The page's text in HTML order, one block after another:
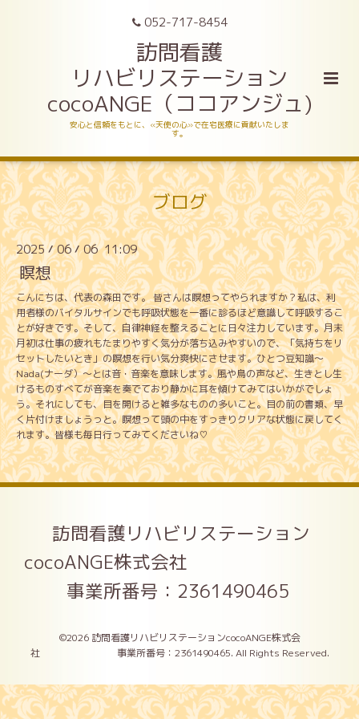
052-717-8454
訪問看護
リハビリステーション
cocoANGE（ココアンジュ)
安心と信頼をもとに、«天使の心»で在宅医療に貢献いたしま
す。
ブログ
2025 /06/06 11:09
瞑想
こんにちは、代表の森田です。 皆さんは瞑想ってやられますか？私は、利
用者様のバイタルサインでも呼吸状態を一番に診るほど意識して呼吸するこ
とが好きです。そして、自律神経を整えることに日々注力しています。月末
月初は仕事の疲れもたまりやすく気分が落ち込みやすいので、「気持ちをリ
セットしたいとき」の瞑想を行い気分爽快にさせます。ひとつ豆知識～
Nada(ナーダ）～とは音・音楽を意味します。風や鳥の声など、生きとし生
けるものすべてが音楽を奏でており静かに耳を傾けてみてはいかがでしょ
う。それにしても、目を開けると雑多なものの多いこと。目の前の書類、早
く片付けましょうっと。瞑想って頭の中をすっきりクリアな状態に戻してく
れます。皆様も毎日行ってみてくださいね♡
訪問看護リハビリステーション
cocoANGE株式会社
事業所番号：2361490465
©2026 訪問看護リハビリステーションcocoANGE株式会
社 事業所番号：2361490465. All Rights Reserved.